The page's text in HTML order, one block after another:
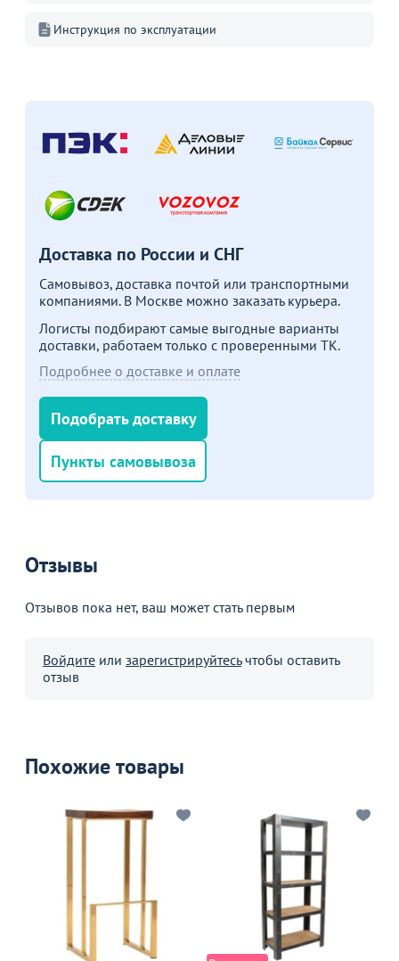
Инструкция по эксплуатации
Доставка по России и СНГ
Самовывоз, доставка почтой или транспортными
компаниями. В Москве можно заказать курьера.
Логисты подбирают самые выгодные варианты
доставки, работаем только с проверенными ТК.
Подробнее о доставке и оплате
Подобрать доставку
Пункты самовывоза
Отзывы
Отзывов пока нет, ваш может стать первым
Войдите или зарегистрируйтесьчтобы оставить
отзыв
Похожие товары
на стулья ХИТ 20/25!
Перейдите, чтобы узнать
подробности